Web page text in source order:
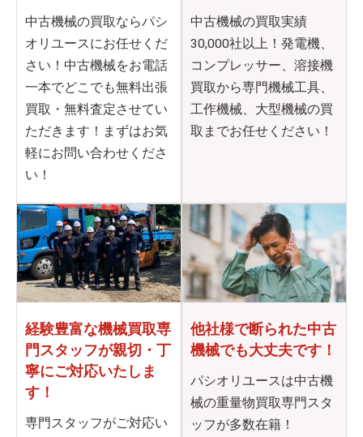
中古機械の買取ならパシ
オリユースにお任せくだ
さい！中古機械をお電話
一本でどこでも無料出張
買取・無料査定させてい
ただきます！まずはお気
軽にお問い合わせくださ
い！
中古機械の買取実績
30,000社以上！発電機、
コンプレッサー、溶接機
買取から専門機械工具、
工作機械、大型機械の買
取までお任せください！
経験豊富な機械買取専
門 スタッフが親切・丁
寧にご対応いたしま
す！
専門スタッフがご対応い
他社様で断られた中古
機械でも大丈夫です！
パシオリユースは中古機
械の重量物買取専門スタ
ッフが多数在籍！